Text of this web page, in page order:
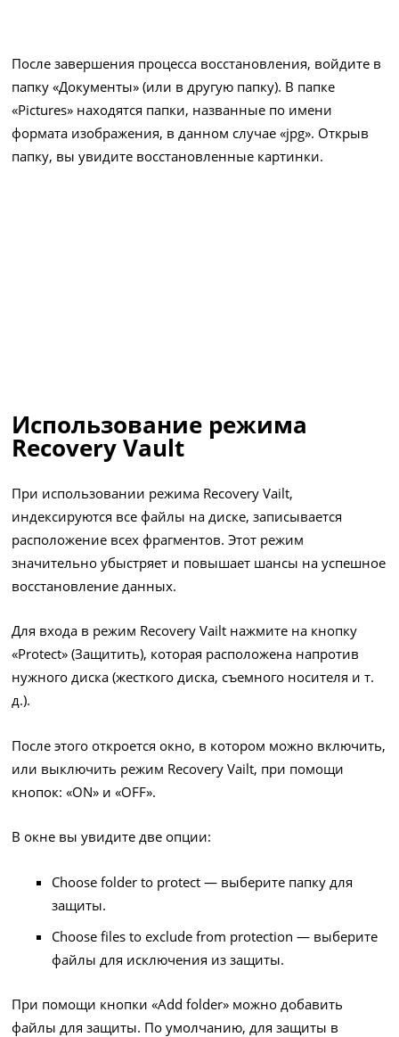
После завершения процесса восстановления, войдите в
папку «Документы» (или в другую папку). В папке
«Pictures» находятся папки, названные по имени
формата изображения, в данном случае «jpg». Открыв
папку, вы увидите восстановленные картинки.
Использование режима
Recovery Vault
При использовании режима Recovery Vailt,
индексируются все файлы на диске, записывается
расположение всех фрагментов. Этот режим
значительно убыстряет и повышает шансы на успешное
восстановление данных.
Для входа в режим Recovery Vailt нажмите на кнопку
«Protect» (Защитить), которая расположена напротив
нужного диска (жесткого диска, съемного носителя и т.
д.).
После этого откроется окно, в котором можно включить,
или выключить режим Recovery Vailt, при помощи
кнопок: «ON» и «OFF».
В окне вы увидите две опции:
Choose folder to protect — выберите папку для
защиты.
Choose files to exclude from protection — выберите
файлы для исключения из защиты.
При помощи кнопки «Add folder» можно добавить
файлы для защиты. По умолчанию, для защиты в